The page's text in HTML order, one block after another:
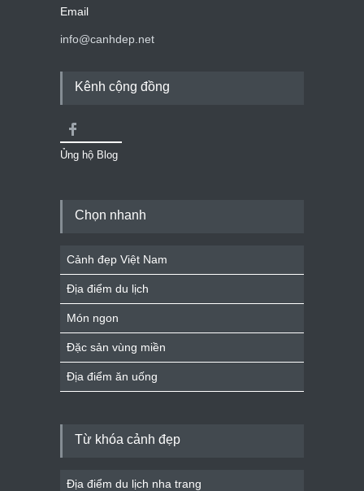
Email
info@canhdep.net
Kênh cộng đồng
Ủng hộ Blog
Chọn nhanh
Cảnh đẹp Việt Nam
Địa điểm du lịch
Món ngon
Đặc sản vùng miền
Địa điểm ăn uống
Từ khóa cảnh đẹp
Địa điểm du lịch nha trang